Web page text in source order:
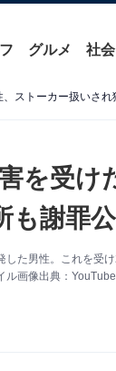
グルメ 社会
ストーカー扱いさ
を受け
も謝罪
た男性。これを受
画像出典：